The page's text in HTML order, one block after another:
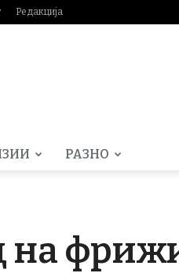
Редакција
РАЗНО
на